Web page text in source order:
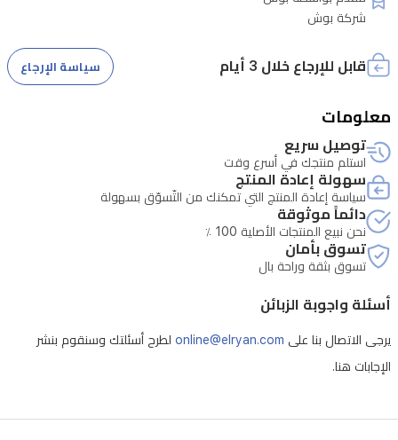
عن
حلول
وأنيقة.
شركة بوش
قابل للإرجاع خلال 3 أيام سياسة الإرجاع
معلومات
توصيل سريع
استلم منتجك في أسرع وقت
سهولة إعادة المنتج
سياسة إعادة المنتج التي تمكنك من التّسوّق بسهولة
دائماً موثوقة
نحن نبيع المنتجات الأصلية 100 ٪
تسوق بأمان
تسوق بثقة وراحة بال
أسئلة واجوبة الزبائن
يرجى الاتصال بنا على online@elryan.com لطرح أسئلتك وسنقوم بنشر
الإجابات هنا.